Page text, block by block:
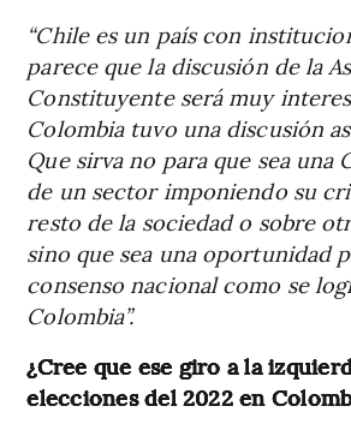
“Chile es un país con
parece que la discusión de la
Constituyente será muy
Colombia tuvo una discusión
Que sirva no para que sea una
de un sector imponiendo su
resto de la sociedad o sobre
sino que sea una oportunidad
consenso nacional como se
Colombia”.
¿Cree que ese giro a la
elecciones del 2022 en